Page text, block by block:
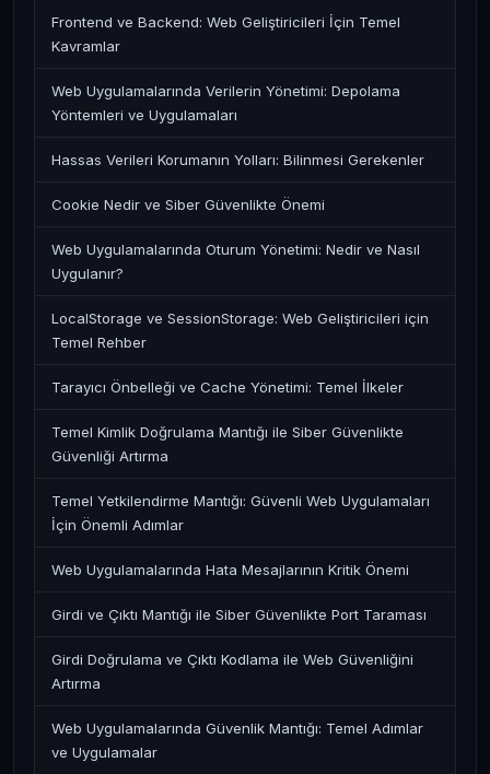
Frontend ve Backend: Web Geliştiricileri İçin Temel
Kavramlar
Web Uygulamalarında Verilerin Yönetimi: Depolama
Yöntemleri ve Uygulamaları
Hassas Verileri Korumanın Yolları: Bilinmesi Gerekenler
Cookie Nedir ve Siber Güvenlikte Önemi
Web Uygulamalarında Oturum Yönetimi: Nedir ve Nasıl
Uygulanır?
LocalStorage ve SessionStorage: Web Geliştiricileri için
Temel Rehber
Tarayıcı Önbelleği ve Cache Yönetimi: Temel İlkeler
Temel Kimlik Doğrulama Mantığı ile Siber Güvenlikte
Güvenliği Artırma
Temel Yetkilendirme Mantığı: Güvenli Web Uygulamaları
İçin Önemli Adımlar
Web Uygulamalarında Hata Mesajlarının Kritik Önemi
Girdi ve Çıktı Mantığı ile Siber Güvenlikte Port Taraması
Girdi Doğrulama ve Çıktı Kodlama ile Web Güvenliğini
Artırma
Web Uygulamalarında Güvenlik Mantığı: Temel Adımlar
ve Uygulamalar